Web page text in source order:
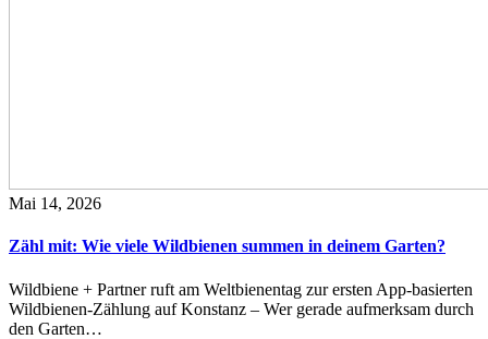
Mai 14, 2026
Zähl mit: Wie viele Wildbienen summen in deinem Garten?
Wildbiene + Partner ruft am Weltbienentag zur ersten App-basierten
Wildbienen-Zählung auf Konstanz – Wer gerade aufmerksam durch
den Garten…